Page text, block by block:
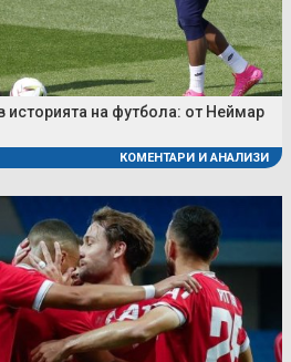
историята на футбола: от Неймар
КОМЕНТАРИ И АНАЛИЗИ